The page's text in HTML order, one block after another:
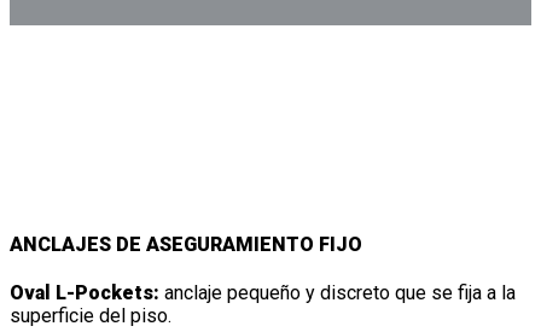
ANCLAJES DE ASEGURAMIENTO FIJO
Oval L-Pockets: anclaje pequeño y discreto que se fija a la
superficie del piso.